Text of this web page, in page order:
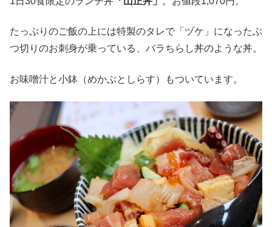
たっぷりのご飯の上には特製のタレで「ヅケ」になったぶ
つ切りのお刺身が乗っている、バラちらし丼のような丼。
お味噌汁と小鉢（めかぶとしらす）もついています。